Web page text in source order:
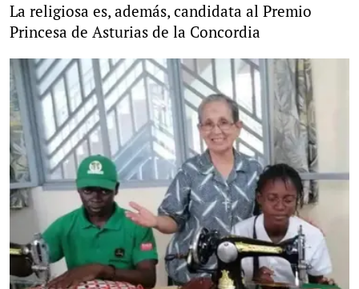
La religiosa es, además, candidata al Premio
Princesa de Asturias de la Concordia